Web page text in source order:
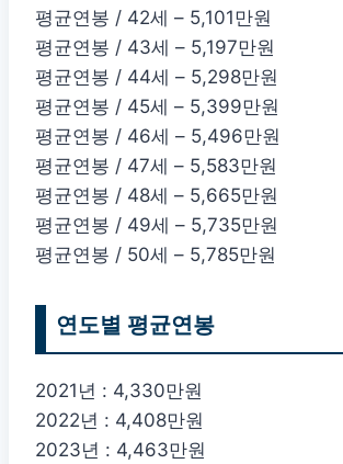
평균연봉 / 42세 – 5,101만원
평균연봉 / 43세 – 5,197만원
평균연봉 / 44세 – 5,298만원
평균연봉 / 45세 – 5,399만원
평균연봉 / 46세 – 5,496만원
평균연봉 / 47세 – 5,583만원
평균연봉 / 48세 – 5,665만원
평균연봉 / 49세 – 5,735만원
평균연봉 / 50세 – 5,785만원
연도별 평균연봉
2021년 : 4,330만원
2022년 : 4,408만원
2023년 : 4,463만원